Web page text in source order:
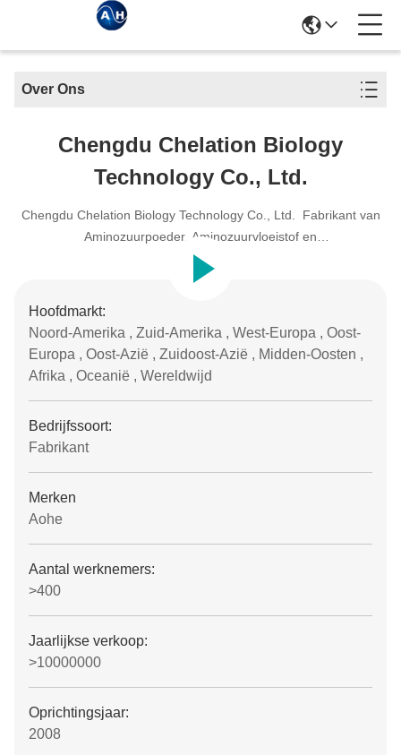
Over Ons
Chengdu Chelation Biology
Technology Co., Ltd.
Chengdu Chelation Biology Technology Co., Ltd. Fabrikant van
Aminozuurpoeder, Aminozuurvloeistof en
Aminozuurchelaatmineralen
Hoofdmarkt:
Noord-Amerika , Zuid-Amerika , West-Europa , Oost-
Europa , Oost-Azië , Zuidoost-Azië , Midden-Oosten ,
Afrika , Oceanië , Wereldwijd
Bedrijfssoort:
Fabrikant
Merken
Aohe
Aantal werknemers:
>400
Jaarlijkse verkoop:
>10000000
Oprichtingsjaar:
2008